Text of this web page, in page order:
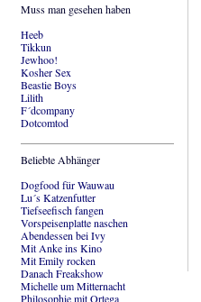
Muss man gesehen haben
Heeb
Tikkun
Jewhoo!
Kosher Sex
Beastie Boys
Lilith
F´dcompany
Dotcomtod
Beliebte Abhänger
Dogfood für Wauwau
Lu´s Katzenfutter
Tiefseefisch fangen
Vorspeisenplatte naschen
Abendessen bei Ivy
Mit Anke ins Kino
Mit Emily rocken
Danach Freakshow
Michelle um Mitternacht
Philosophie mit Ortega